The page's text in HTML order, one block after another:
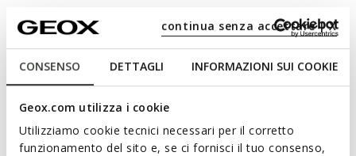
CONSENSO DETTAGLI INFORMAZIONI SUI COOKIE
Geox.com utilizza i cookie
Utilizziamo cookie tecnici necessari per il corretto
funzionamento del sito e, se ci fornisci il tuo consenso,
continua senza accettare | X
Technologien